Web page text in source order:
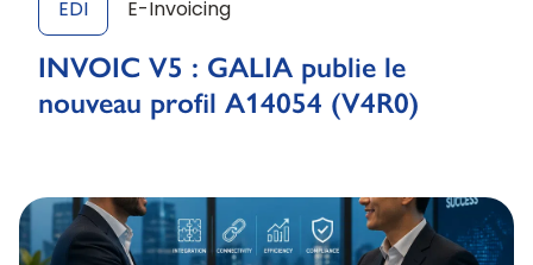
EDI E-Invoicing
INVOIC V5 : GALIA publie le
nouveau profil A14054 (V4R0)